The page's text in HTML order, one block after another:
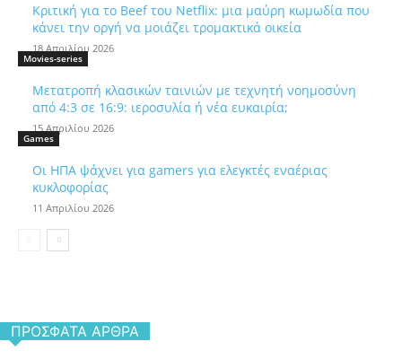
Κριτική για το Beef του Netflix: μια μαύρη κωμωδία που
κάνει την οργή να μοιάζει τρομακτικά οικεία
18 Απριλίου 2026
Movies-series
Μετατροπή κλασικών ταινιών με τεχνητή νοημοσύνη
από 4:3 σε 16:9: ιεροσυλία ή νέα ευκαιρία;
15 Απριλίου 2026
Games
Οι ΗΠΑ ψάχνει για gamers για ελεγκτές εναέριας
κυκλοφορίας
11 Απριλίου 2026
ΠΡΌΣΦΑΤΑ ΆΡΘΡΑ